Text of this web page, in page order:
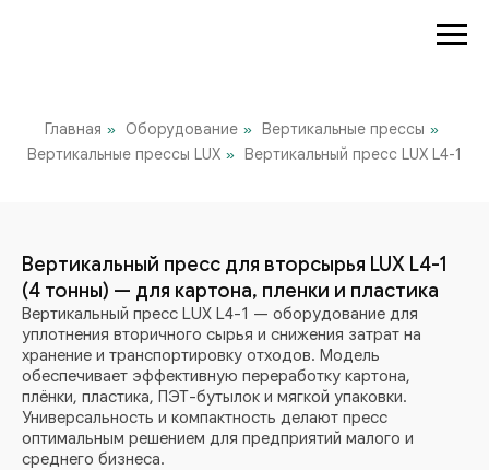
Главная » Оборудование » Вертикальные прессы »
Вертикальные прессы LUX » Вертикальный пресс LUX L4-1
Вертикальный пресс для вторсырья LUX L4-1
(4 тонны) — для картона, пленки и пластика
Вертикальный пресс LUX L4-1 — оборудование для
уплотнения вторичного сырья и снижения затрат на
хранение и транспортировку отходов. Модель
обеспечивает эффективную переработку картона,
плёнки, пластика, ПЭТ-бутылок и мягкой упаковки.
Универсальность и компактность делают пресс
оптимальным решением для предприятий малого и
среднего бизнеса.